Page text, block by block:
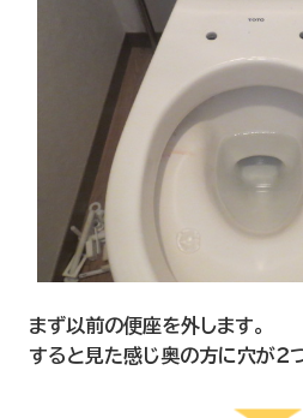
まず以前の便座を外します。
すると見た感じ奥の方に穴が２